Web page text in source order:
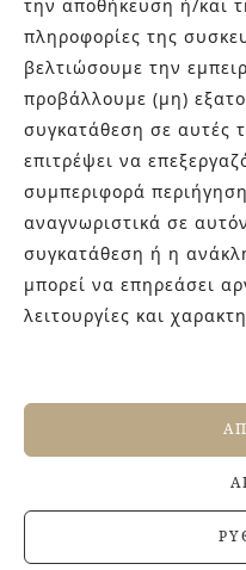
την αποθήκευση ή/και
πληροφορίες της
βελτιώσουμε την
προβάλλουμε (μη)
συγκατάθεση σε αυτές
επιτρέψει να
συμπεριφορά
αναγνωριστικά σε
συγκατάθεση ή η
μπορεί να επηρεάσει
λειτουργίες και
ΣΧΕΤΙΚΑ ΜΕ
Στην εταιρεία
εμπειρίας στο χώρο του
καθώς και φρέσκες ιδέες
γενιάς! Επισκεφτείτε μας
Άγιο Δημήτριο
9934544.
Βουργουνδί
τάση που χαρίζει
27 ΙΟΥΝΊΟΥ, 2026